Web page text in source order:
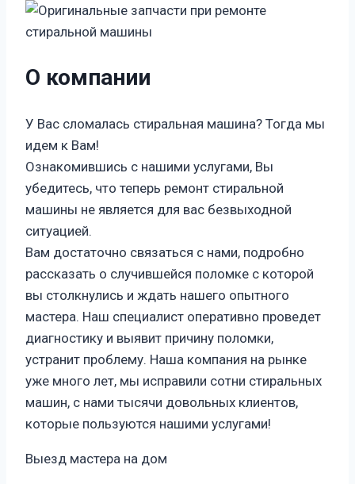
О компании
У Вас сломалась стиральная машина? Тогда мы
идем к Вам!
Ознакомившись с нашими услугами, Вы
убедитесь, что теперь ремонт стиральной
машины не является для вас безвыходной
ситуацией.
Вам достаточно связаться с нами, подробно
рассказать о случившейся поломке с которой
вы столкнулись и ждать нашего опытного
мастера. Наш специалист оперативно проведет
диагностику и выявит причину поломки,
устранит проблему. Наша компания на рынке
уже много лет, мы исправили сотни стиральных
машин, с нами тысячи довольных клиентов,
которые пользуются нашими услугами!
Выезд мастера на дом